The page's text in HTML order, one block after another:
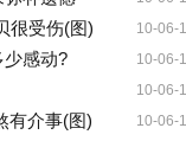
10-06-
很受伤(图)
10-06-
感动?
10-06-
10-06-
有介事(图)